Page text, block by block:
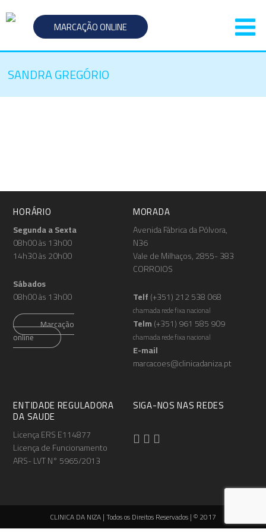
MARCAÇÃO ONLINE
SANDRA GREGÓRIO
HORÁRIO
Segunda a Sexta
08h00 às 13h00
14h30 às 20h00
Sábados
08h00 às 13h00
Marcação
online
MORADA
Avenida Fábrica da Pólvora,
N36
Vale de Milhaços, 2855- 383
CORROIOS
Telf(+351) 212 538 068
chamada rede fixa nacional
Telm(+351) 961 585 909
chamada rede fixa nacional
E-mail
marcacoes@clinicadaniza.pt
ENTIDADE REGULADORA
DA SAUDE
Licença ERS E114877
Licença de Funcionamento
ARS- LVT N° 5965/2013
SIGA-NOS NAS REDES
CLINICA DA NIZA | Todos os Direitos Reservados | © 2017